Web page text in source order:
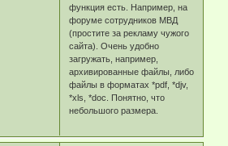
функция есть. Например, на
форуме сотрудников МВД
(простите за рекламу чужого
сайта). Очень удобно
загружать, например,
архивированные файлы, либо
файлы в форматах *pdf, *djv,
*xls, *doc. Понятно, что
небольшого размера.